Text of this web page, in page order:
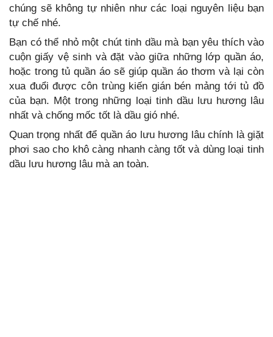
chúng sẽ không tự nhiên như các loại nguyên liệu bạn
tự chế nhé.
Bạn có thể nhỏ một chút tinh dầu mà bạn yêu thích vào
cuộn giấy vệ sinh và đặt vào giữa những lớp quần áo,
hoặc trong tủ quần áo sẽ giúp quần áo thơm và lại còn
xua đuổi được côn trùng kiến gián bén mảng tới tủ đồ
của bạn. Một trong những loại tinh dầu lưu hương lâu
nhất và chống mốc tốt là dầu gió nhé.
Quan trọng nhất để quần áo lưu hương lâu chính là giặt
phơi sao cho khô càng nhanh càng tốt và dùng loại tinh
dầu lưu hương lâu mà an toàn.